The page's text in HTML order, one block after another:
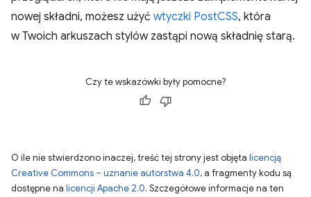
nowej składni, możesz użyć wtyczki PostCSS, która
w Twoich arkuszach stylów zastąpi nową składnię starą.
Czy te wskazówki były pomocne?
O ile nie stwierdzono inaczej, treść tej strony jest objęta licencją
Creative Commons – uznanie autorstwa 4.0, a fragmenty kodu są
dostępne na licencji Apache 2.0. Szczegółowe informacje na ten